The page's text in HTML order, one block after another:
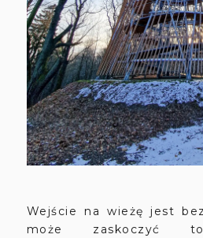
Wejście na wieżę jest
może zaskoczyć